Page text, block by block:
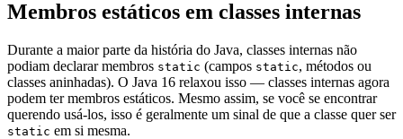
Membros estáticos em classes internas
Durante a maior parte da história do Java, classes internas não
podiam declarar membros static (campos static, métodos ou
classes aninhadas). O Java 16 relaxou isso — classes internas agora
podem ter membros estáticos. Mesmo assim, se você se encontrar
querendo usá-los, isso é geralmente um sinal de que a classe quer ser
static em si mesma.